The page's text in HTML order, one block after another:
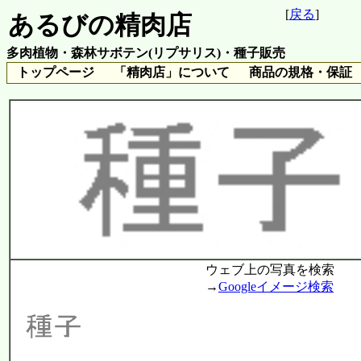
あるびの精肉店
多肉植物・森林サボテン(リプサリス)・種子販売
トップページ
「精肉店」について 商品の規格・保証
[戻る]
ウェブ上の写真を検索
→Googleイメージ検索